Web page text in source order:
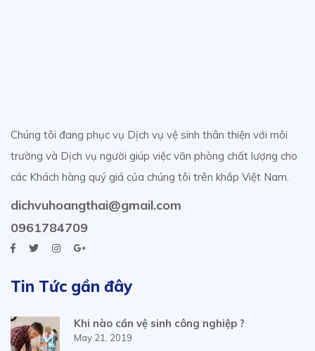
Chúng tôi đang phục vụ Dịch vụ vệ sinh thân thiện với môi
trường và Dịch vụ người giúp việc văn phòng chất lượng cho
các Khách hàng quý giá của chúng tôi trên khắp Việt Nam.
dichvuhoangthai@gmail.com
0961784709
Tin Tức gần đây
Khi nào cần vệ sinh công nghiệp ?
May 21, 2019